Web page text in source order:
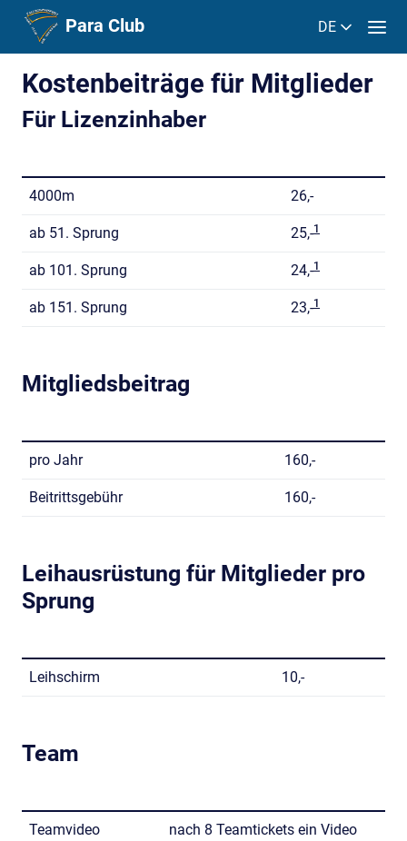
Para Club DE
Kostenbeiträge für Mitglieder
Für Lizenzinhaber
4000m 26,-
ab 51. Sprung 25,-1
ab 101. Sprung 24,-1
ab 151. Sprung 23,-1
Mitgliedsbeitrag
pro Jahr 160,-
Beitrittsgebühr 160,-
Leihausrüstung für Mitglieder pro
Sprung
Leihschirm 10,-
Team
Teamvideo
nach 8 Teamtickets ein Video